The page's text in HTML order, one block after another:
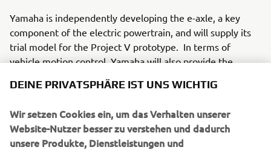
Yamaha is independently developing the e-axle, a key
component of the electric powertrain, and will supply its
trial model for the Project V prototype. In terms of
vehicle motion control, Yamaha will also provide the
Powered by Yamaha Motor."
Yamaha has set a company-wide environmental goal to
achieve carbon neutrality in Scope 3* emissions by 2050.
The company is engaged in the development of advanced
DEINE PRIVATSPHÄRE IST UNS WICHTIG
Wir setzen Cookies ein, um das Verhalten unserer
Website-Nutzer besser zu verstehen und dadurch
unsere Produkte, Dienstleistungen und